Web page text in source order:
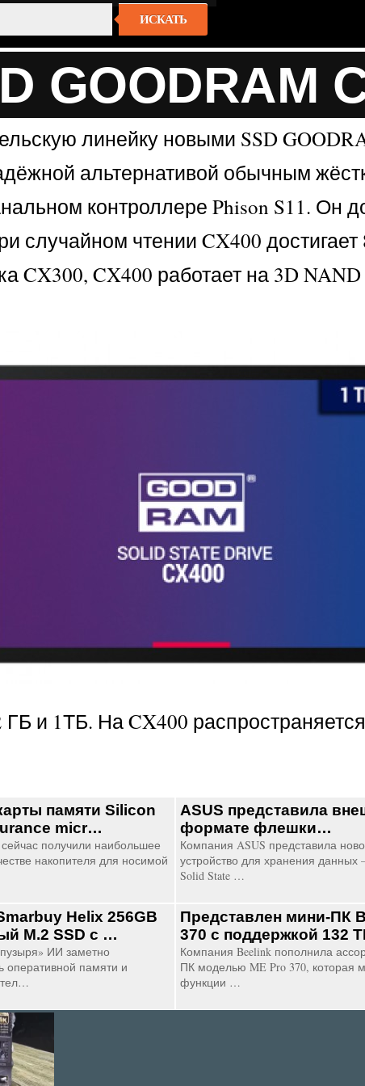
ИСКАТЬ
GOODRAM
линейку новыми SSD
альтернативой обычным
контроллере Phison S11. Он
случайном чтении CX400
CX300, CX400 работает на 3D
и 1ТБ. На CX400
памяти Silicon
micr…
получили наибольшее
накопителя для носимой
ASUS представила
формате флешки…
Компания ASUS представила
устройство для хранения данных
Solid State …
Helix 256GB
М.2 SSD с …
ИИ заметно
оперативной памяти и
Представлен мини-ПК
370 с поддержкой 132
Компания Beelink пополнила
ПК моделью ME Pro 370, которая
функции …